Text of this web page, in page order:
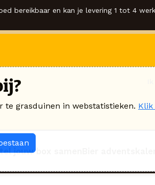
bereikbaar en kan je levering 1 tot 4
jouw box samen
te grasduinen in webstatistieken.